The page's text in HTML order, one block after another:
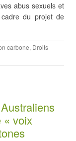
abus sexuels et
du projet de
carbone, Droits
« voix